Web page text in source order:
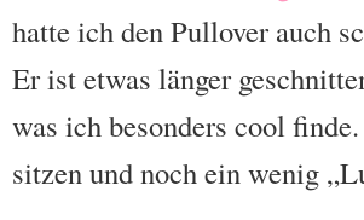
hatte ich den Pullover auch
Er ist etwas länger
was ich besonders cool
sitzen und noch ein wenig